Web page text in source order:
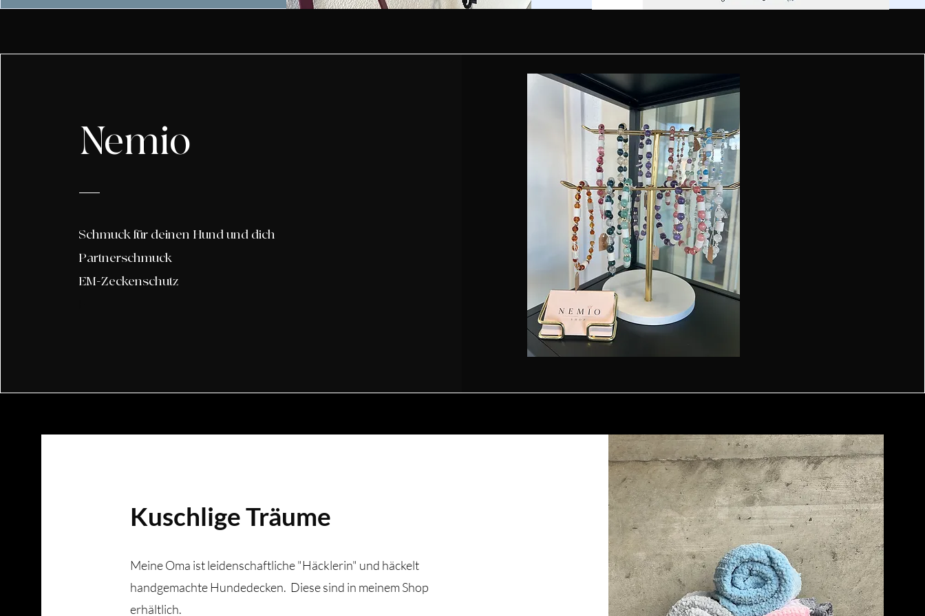
Nemio
Schmuck für deinen Hund und dich
Partnerschmuck
EM-Zeckenschutz
Kuschlige Träume
Meine Oma ist leidenschaftliche "Häcklerin" und häckelt
handgemachte Hundedecken. Diese sind in meinem Shop
erhältlich.